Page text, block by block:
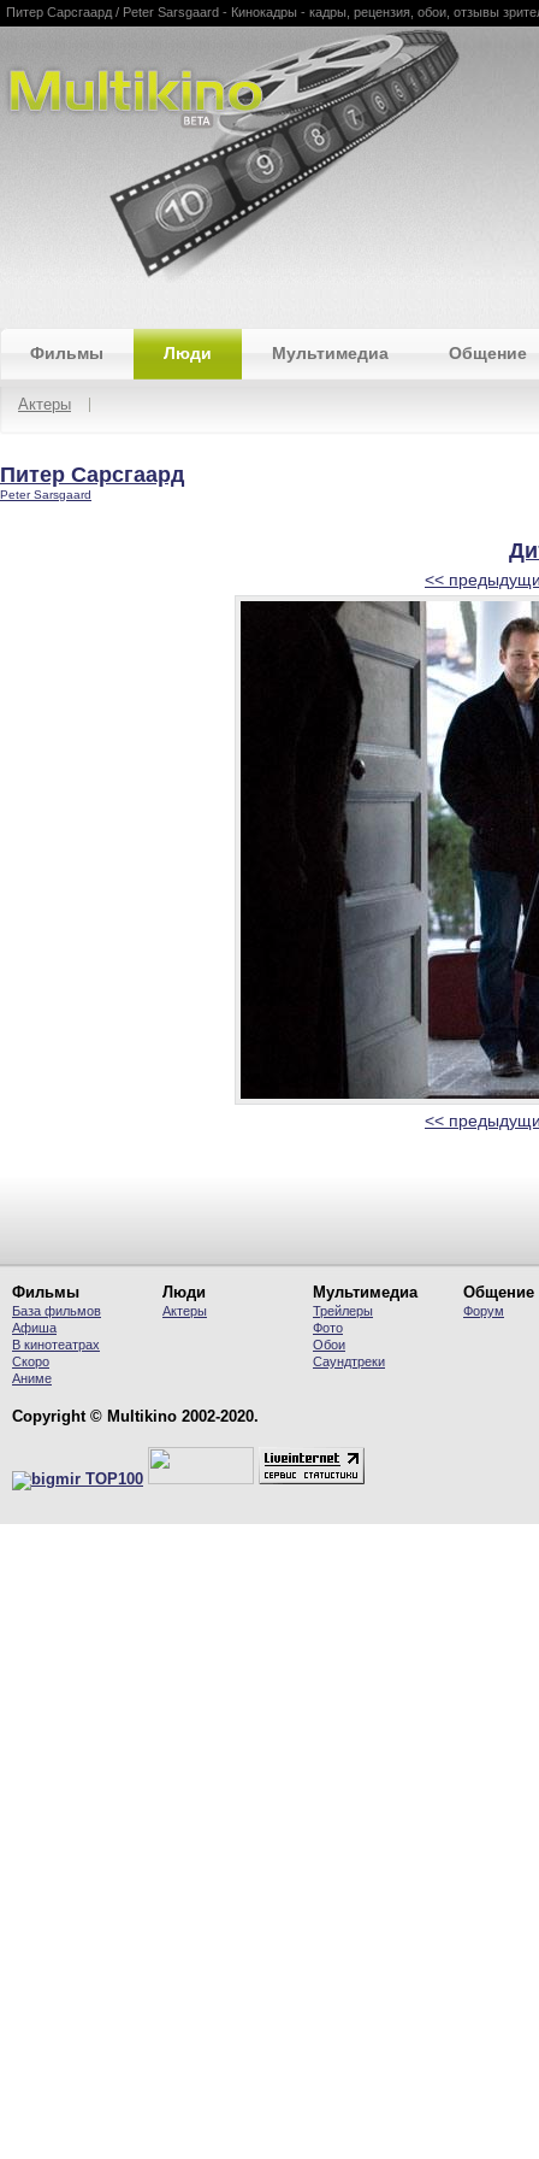
Multikino
Питер Сарсгаард / Peter Sarsgaard - Кинокадры - кадры, рецензия, обои, отзывы
Фильмы Люди Мультимедиа Общение
Актеры
Питер Сарсгаард
Peter Sarsgaard
<<
<<
Фильмы
База фильмов
Афиша
В кинотеатрах
Скоро
Аниме
Люди
Актеры
Мультимедиа
Трейлеры
Фото
Обои
Саундтреки
Общение
Форум
Copyright © Multikino 2002-2020.